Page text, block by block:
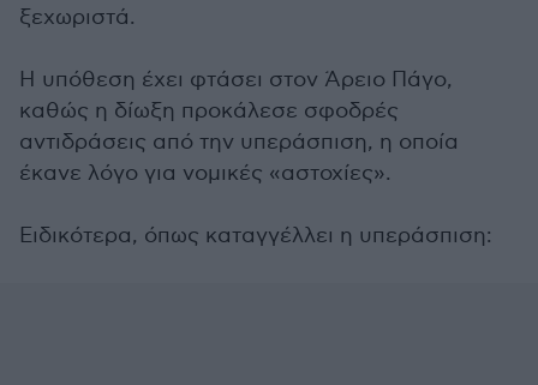
ξεχωριστά.
Η υπόθεση έχει φτάσει στον Άρειο Πάγο,
καθώς η δίωξη προκάλεσε σφοδρές
αντιδράσεις από την υπεράσπιση, η οποία
έκανε λόγο για νομικές «αστοχίες».
Ειδικότερα, όπως καταγγέλλει η υπεράσπιση: